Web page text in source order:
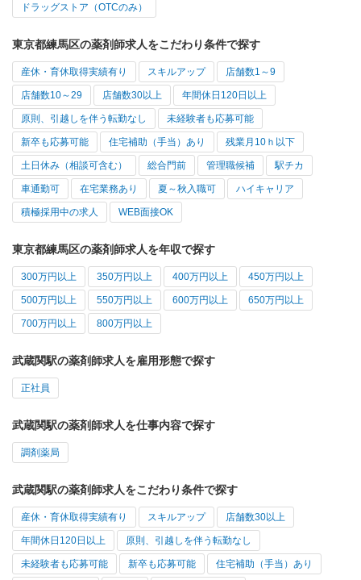
ドラッグストア（OTCのみ）
東京都練馬区の薬剤師求人をこだわり条件で探す
産休・育休取得実績有り スキルアップ 店舗数1～9
店舗数10～29 店舗数30以上 年間休日120日以上
原則、引越しを伴う転勤なし 未経験者も応募可能
新卒も応募可能 住宅補助（手当）あり 残業月10ｈ以下
土日休み（相談可含む） 総合門前 管理職候補 駅チカ
車通勤可 在宅業務あり 夏～秋入職可 ハイキャリア
積極採用中の求人 WEB面接OK
東京都練馬区の薬剤師求人を年収で探す
300万円以上 350万円以上 400万円以上 450万円以上
500万円以上 550万円以上 600万円以上 650万円以上
700万円以上 800万円以上
武蔵関駅の薬剤師求人を雇用形態で探す
正社員
武蔵関駅の薬剤師求人を仕事内容で探す
調剤薬局
武蔵関駅の薬剤師求人をこだわり条件で探す
産休・育休取得実績有り スキルアップ 店舗数30以上
年間休日120日以上 原則、引越しを伴う転勤なし
未経験者も応募可能 新卒も応募可能 住宅補助（手当）あり